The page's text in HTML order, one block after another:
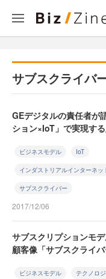
サブスクライバ
GEデジタルの責任者が
ション×IoT」で実現す
ビジネスモデル IoT
インダストリアルインターネッ
サブスクライバー
2017/12/06
サブスクリプションモ
顧客像「サブスクライ
ビジネスモデル テクノロ